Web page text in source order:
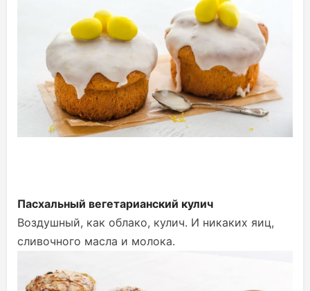
Пасхальный вегетарианский кулич
Воздушный, как облако, кулич. И никаких яиц,
сливочного масла и молока.